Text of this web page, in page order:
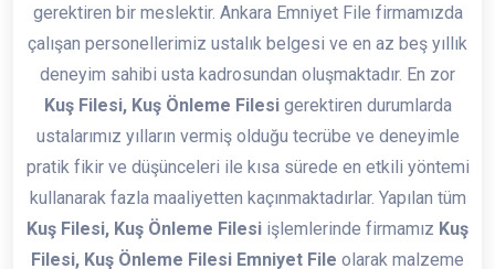
gerektiren bir meslektir. Ankara Emniyet File firmamızda
çalışan personellerimiz ustalık belgesi ve en az beş yıllık
deneyim sahibi usta kadrosundan oluşmaktadır. En zor
Kuş Filesi, Kuş Önleme Filesigerektiren durumlarda
ustalarımız yılların vermiş olduğu tecrübe ve deneyimle
pratik fikir ve düşünceleri ile kısa sürede en etkili yöntemi
kullanarak fazla maaliyetten kaçınmaktadırlar. Yapılan tüm
Kuş Filesi, Kuş Önleme Filesi işlemlerinde firmamız Kuş
Filesi, Kuş Önleme Filesi Emniyet File olarak malzeme